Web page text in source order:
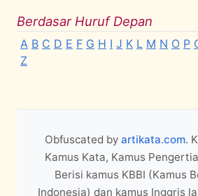
Berdasar Huruf Depan
A B C D E F G H I J K L M N O P
Z
Obfuscated by artikata.com.
Kamus Kata, Kamus
Berisi kamus KBBI (Kamus
Indonesia) dan kamus Inggris